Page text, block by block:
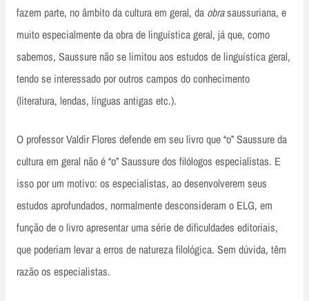
fazem parte, no âmbito da cultura em geral, da obrasaussuriana, e
muito especialmente da obra de linguística geral, já que, como
sabemos, Saussure não se limitou aos estudos de linguística geral,
tendo se interessado por outros campos do conhecimento
(literatura, lendas, línguas antigas etc.).
O professor Valdir Flores defende em seu livro que “o” Saussure da
cultura em geral não é “o” Saussure dos filólogos especialistas. E
isso por um motivo: os especialistas, ao desenvolverem seus
estudos aprofundados, normalmente desconsideram o ELG, em
função de o livro apresentar uma série de dificuldades editoriais,
que poderiam levar a erros de natureza filológica. Sem dúvida, têm
razão os especialistas.